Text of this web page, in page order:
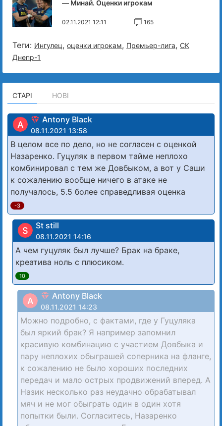
— Минай. Оценки игрокам
02.11.2021 12:11 165
Теги: Ингулец, оценки игрокам, Премьер-лига, СК
Днепр-1
СТАРІ НОВІ
A Antony Black
08.11.2021 13:58
В целом все по дело, но не согласен с оценкой
Назаренко. Гуцуляк в первом тайме неплохо
комбинировал с тем же Довбыком, а вот у Саши
к сожалению вообще ничего в атаке не
получалось, 5.5 более справедливая оценка
-3
S St still
08.11.2021 14:16
А чем гуцуляк был лучше? Брак на браке,
креатива ноль с плюсиком.
10
A Antony Black
08.11.2021 14:23
Можно подробно, с фактами, где у Гуцуляка
был яркий брак? Я например запомнил
красивую комбинацию с участием Довбыка и
пару неплохих обыграшей соперника на фланге,
к сожалению не было хороших последних
передач и мало острых продвижений вперед. А
Назик несколько раз неудачно обрабатывал
мяч и не мог обыграть один в один хотя
попытки были. Согласитесь, Назаренко